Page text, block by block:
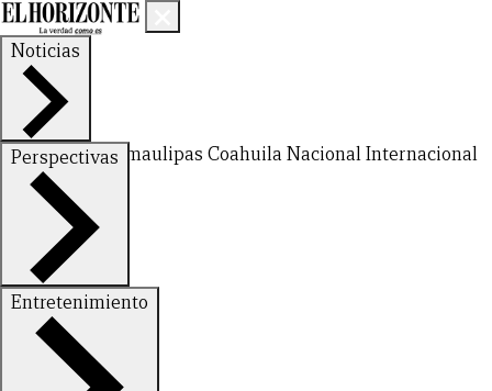
Noticias
Nuevo LeónTamaulipas Coahuila NacionalInternacional
Perspectivas
FinanzasOpinión
Entretenimiento